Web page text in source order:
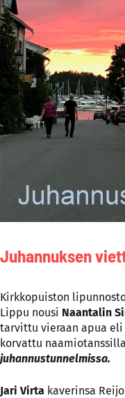
Juhannuksen
Kirkkopuiston
Lippu nousi Naantalin
tarvittu vieraan apua eli
korvattu
juhannustunnelmissa.
Jari Virta kaverinsa Reijo